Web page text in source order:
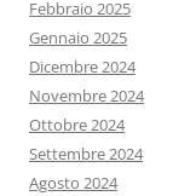
Febbraio 2025
Gennaio 2025
Dicembre 2024
Novembre 2024
Ottobre 2024
Settembre 2024
Agosto 2024